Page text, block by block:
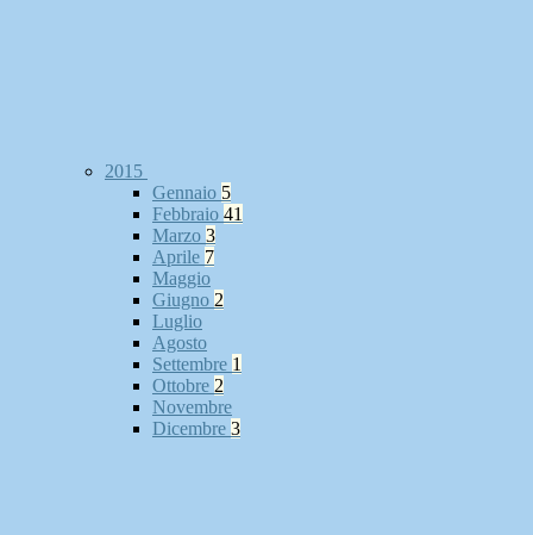
2015
Gennaio 5
Febbraio 41
Marzo 3
Aprile 7
Maggio
Giugno 2
Luglio
Agosto
Settembre 1
Ottobre 2
Novembre
Dicembre 3